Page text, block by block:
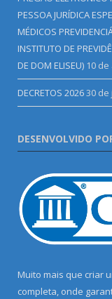
PESSOA JURÍDICA
MÉDICOS
INSTITUTO DE
DE DOM ELISEU) 10
DECRETOS 202630 de
DESENVOLVIDO
Muito mais que criar
completa, onde